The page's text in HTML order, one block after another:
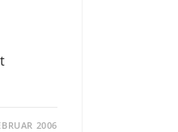
2006